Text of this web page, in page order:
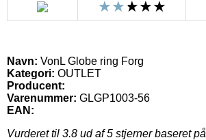
Navn: VonL Globe ring Forg
Kategori: OUTLET
Producent:
Varenummer: GLGP1003-56
EAN:
Vurderet til 3.8 ud af 5 stjerner baseret på